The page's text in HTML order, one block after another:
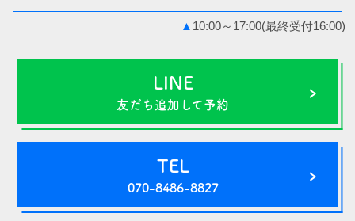
▲ 10:00～17:00(最終受付16:00)
LINE
友だち追加して予約
TEL
070-8486-8827